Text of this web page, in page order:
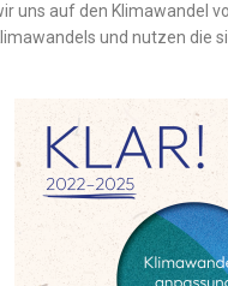
uns auf den Klimawandel
und nutzen die